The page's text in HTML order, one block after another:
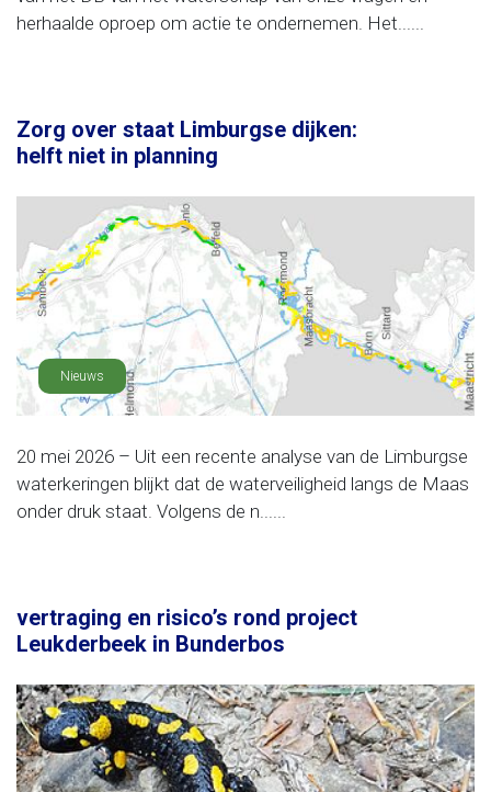
herhaalde oproep om actie te ondernemen. Het......
Zorg over staat Limburgse dijken:
helft niet in planning
Nieuws
20 mei 2026 – Uit een recente analyse van de Limburgse
waterkeringen blijkt dat de waterveiligheid langs de Maas
onder druk staat. Volgens de n......
vertraging en risico’s rond project
Leukderbeek in Bunderbos